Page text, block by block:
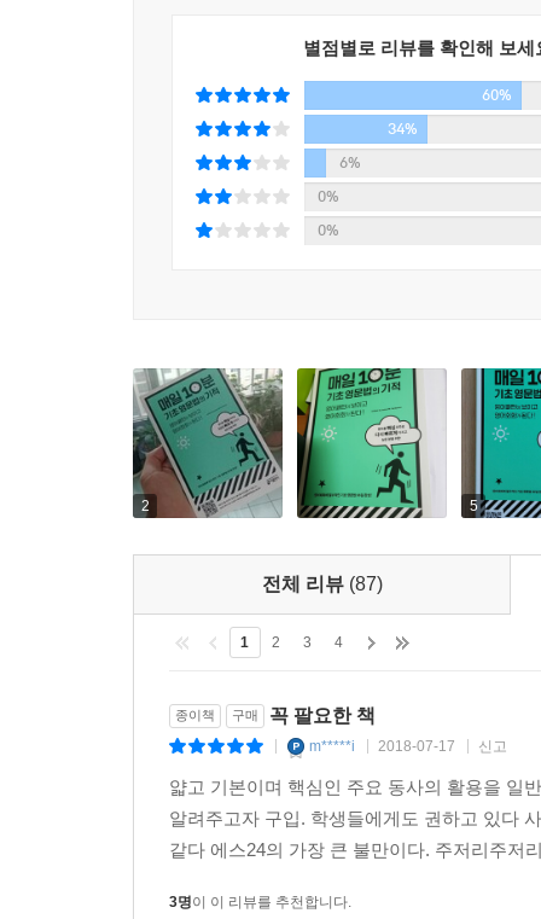
별점별로 리뷰를 확인해 보세
60%
34%
6%
0%
0%
2 5
전체 리뷰 (87)
1 2 3 4
종이책 구매 꼭 팔요한 책
m*****i 2018-07-17 신고
얇고 기본이며 핵심인 주요 동사의 활용을 일
알려주고자 구입. 학생들에게도 권하고 있다
같다 에스24의 가장 큰 불만이다. 주저리주저
3명이 이 리뷰를 추천합니다.